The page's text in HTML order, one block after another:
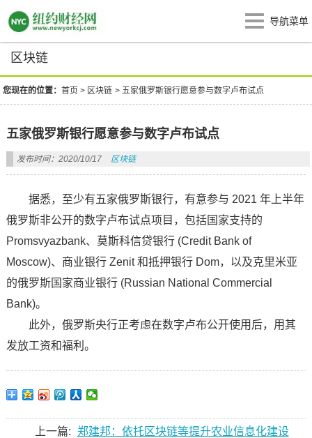
导航菜单
区块链
您现在的位置：首页 > 区块链 >五家俄罗斯银行愿意参与数字卢布试点
五家俄罗斯银行愿意参与数字卢布试点
发布时间：2020/10/17 区块链
据悉，至少有五家俄罗斯银行，有意参与 2021 年上半年
俄罗斯非公开的数字卢布试点项目，包括国家支持的
Promsvyazbank、莫斯科信贷银行 (Credit Bank of
Moscow)、商业银行 Zenit 和抵押银行 Dom，以及克里米亚
的俄罗斯国家商业银行 (Russian National Commercial
Bank)。
此外，俄罗斯央行正考虑在数字卢布公开使用后，用其
发放工资和福利。
上一篇: 郑建邦：依托区块链等提升农业信息化建设